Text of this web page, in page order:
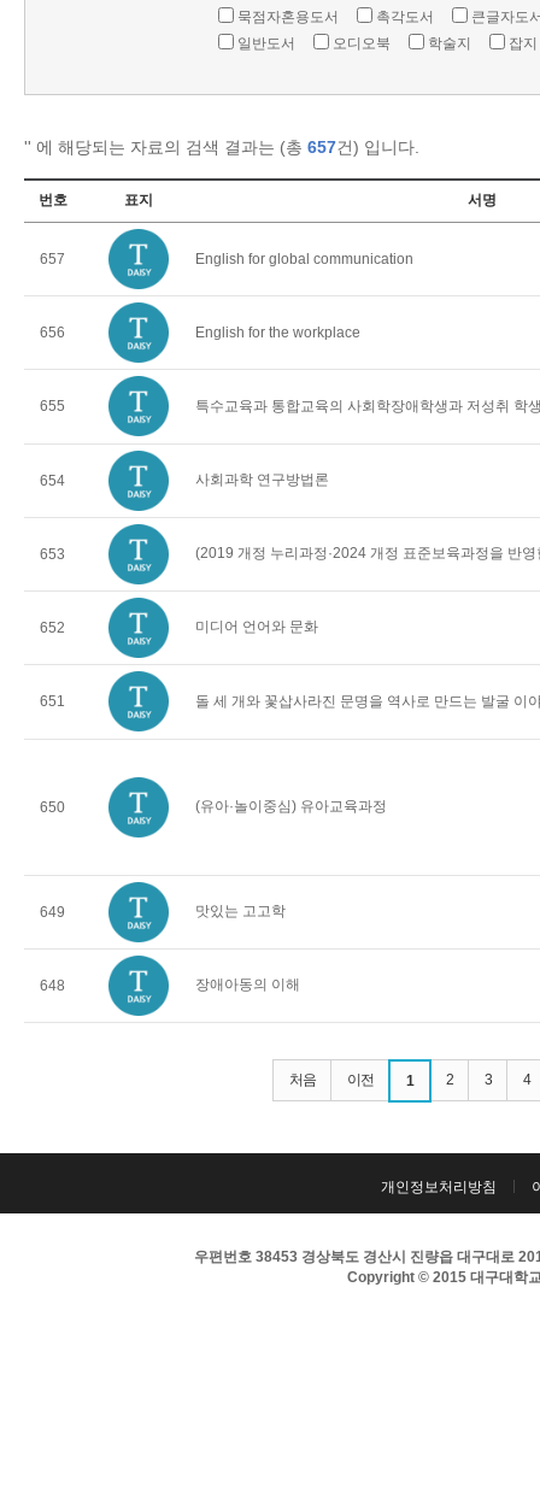
묵점자혼용도서
촉각도서
큰글자도
일반도서
오디오북 학술지 잡지
'' 에 해당되는 자료의 검색 결과는 (총 657건) 입니다.
번호 표지 서명
657 English for global communication
656 English for the workplace
655 특수교육과 통합교육의 사회학장애학생과 저성취 학
654 사회과학 연구방법론
653 (2019 개정 누리과정·2024 개정 표준보육과정을 반
652 미디어 언어와 문화
651 돌 세 개와 꽃삽사라진 문명을 역사로 만드는 발굴 이
650 (유아·놀이중심) 유아교육과정
649 맛있는 고고학
648 장애아동의 이해
처음 이전 1 2 3 4
개인정보처리방침
우편번호 38453 경상북도 경산시 진량읍 대구대로
Copyright © 2015 대구대학